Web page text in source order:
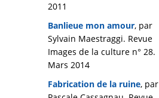
2011
Banlieue mon amour, par
Sylvain Maestraggi. Revue
Images de la culture n° 28.
Mars 2014
Fabrication de la ruine, par